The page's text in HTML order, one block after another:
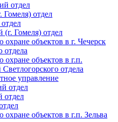
отдел
Гомеля) отдел
Гомеля) отдел
охране объектов в г. Чечерск
отдела
охране объектов в г.п.
отдела
управление
отдел
отдел
охране объектов в г.п. Зельва